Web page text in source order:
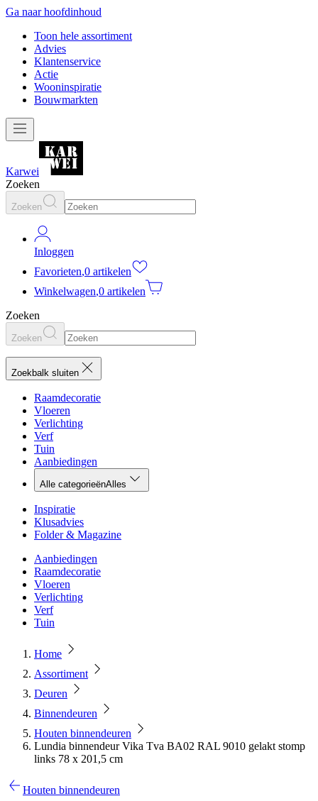
Ga naar hoofdinhoud
Toon hele assortiment
Advies
Klantenservice
Actie
Wooninspiratie
Bouwmarkten
Karwei
Zoeken
Zoeken
Inloggen
Favorieten,0 artikelen
Winkelwagen,0 artikelen
Zoeken
Zoeken
Zoekbalk sluiten
Raamdecoratie
Vloeren
Verlichting
Verf
Tuin
Aanbiedingen
Alle categorieënAlles
Inspiratie
Klusadvies
Folder & Magazine
Aanbiedingen
Raamdecoratie
Vloeren
Verlichting
Verf
Tuin
Home
Assortiment
Deuren
Binnendeuren
Houten binnendeuren
Lundia binnendeur Vika Tva BA02 RAL 9010 gelakt stomp
links 78 x 201,5 cm
Houten binnendeuren